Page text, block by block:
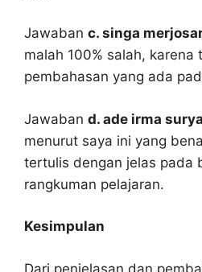
Jawaban c. singa
malah 100% salah, karena
pembahasan yang ada
Jawaban d. ade irma
menurut saya ini yang
tertulis dengan jelas pada
rangkuman pelajaran.
Kesimpulan
Dari penjelasan dan